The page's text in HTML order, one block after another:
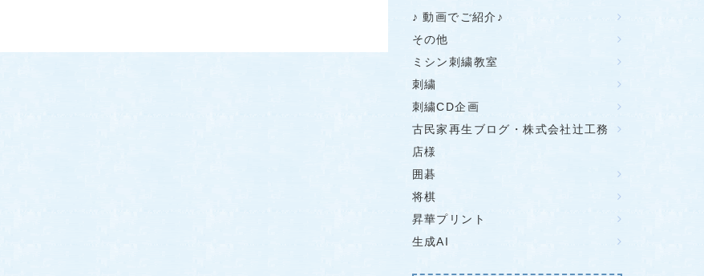
♪ 動画でご紹介♪
その他
ミシン刺繍教室
刺繍
刺繍CD企画
古民家再生ブログ・株式会社辻工務
店様
囲碁
将棋
昇華プリント
生成AI